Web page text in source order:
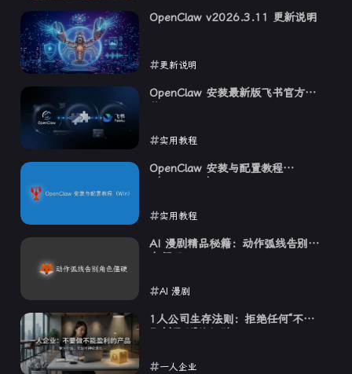
2026-03-14
OpenClaw v2026.3.11 更新说明
更新说明
2026-03-12
OpenClaw 安装最新版飞书官方插
实用教程
2026-03-12
OpenClaw 安装与配置教程
实用教程
2026-03-09
AI 漫剧精品秘籍：动作弧线告别角
AI 漫剧
2026-03-05
1人公司生存法则：拒绝任何“不能
一人企业